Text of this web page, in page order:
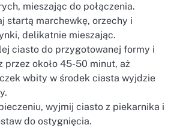
mieszając do połączenia.
startą marchewkę, orzechy i
delikatnie mieszając.
ciasto do przygotowanej formy i
przez około 45-50 minut, aż
wbity w środek ciasta wyjdzie
wyjmij ciasto z piekarnika i
do ostygnięcia.